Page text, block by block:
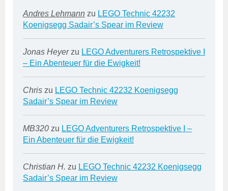
Andres Lehmann zu LEGO Technic 42232
Koenigsegg Sadair’s Spear im Review
Jonas Heyerzu LEGO Adventurers Retrospektive I
– Ein Abenteuer für die Ewigkeit!
Chris zu LEGO Technic 42232 Koenigsegg
Sadair’s Spear im Review
MB320 zu LEGO Adventurers Retrospektive I –
Ein Abenteuer für die Ewigkeit!
Christian H. zu LEGO Technic 42232 Koenigsegg
Sadair’s Spear im Review